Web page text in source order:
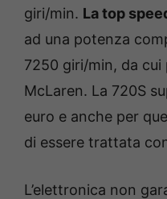
giri/min. La top
ad una potenza
7250 giri/min, da cui
McLaren. La 720S
euro e anche per
di essere trattata
L’elettronica non